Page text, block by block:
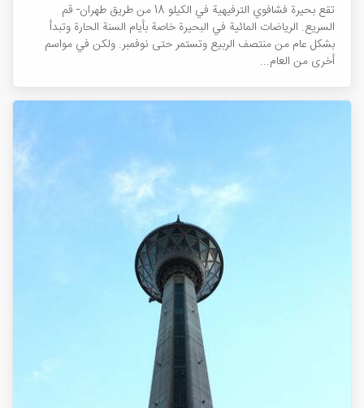
تقع بحيرة فشافوي الترفيهية في الكيلو 18 من طريق طهران- قم
السريع. الرياضات المائية في البحيرة خاصة بأيام السنة الحارة وتبدأ
بشكل عام من منتصف الربيع وتستمر حتى نوفمبر. ولكن في مواسم
أخرى من العام...